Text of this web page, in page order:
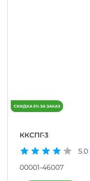
ККСПГ-3
5.0
00001-46007